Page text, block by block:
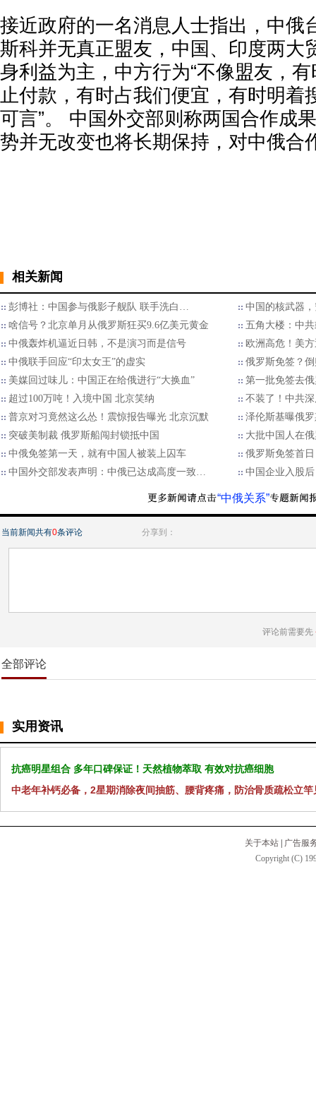
接近政府的一名消息人士指出，中俄
斯科并无真正盟友，中国、印度两大
身利益为主，中方行为“不像盟友，
止付款，有时占我们便宜，有时明着
可言”。 中国外交部则称两国合作成
势并无改变也将长期保持，对中俄合
相关新闻
彭博社：中国参与俄影子舰队 联手洗白…
中国的核武器
啥信号？北京单月从俄罗斯狂买9.6亿美元黄金
五角大楼：中
中俄轰炸机逼近日韩，不是演习而是信号
欧洲高危！美
中俄联手回应“印太女王”的虚实
俄罗斯免签？
美媒回过味儿：中国正在给俄进行“大换血”
第一批免签去
超过100万吨！入境中国 北京笑纳
不装了！中共
普京对习竟然这么怂！震惊报告曝光 北京沉默
泽伦斯基曝俄
突破美制裁 俄罗斯船闯封锁抵中国
大批中国人在
中俄免签第一天，就有中国人被装上囚车
俄罗斯免签首
中国外交部发表声明：中俄已达成高度一致…
中国企业入股
“中俄关系”
当前新闻共有0条评论 分享到：
评论前需要先
全部评论
实用资讯
抗癌明星组合 多年口碑保证！天然植物萃取 有效对抗癌细胞
中老年补钙必备，2星期消除夜间抽筋、腰背疼痛，防治骨质疏松立竿
关于本站
广告服
Copyright (C)